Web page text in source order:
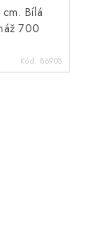
Bílá
700
Kód:86908